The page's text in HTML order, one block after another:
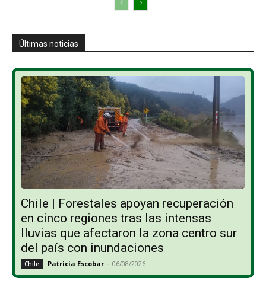
Últimas noticias
Chile | Forestales apoyan recuperación
en cinco regiones tras las intensas
lluvias que afectaron la zona centro sur
del país con inundaciones
Chile Patricia Escobar - 06/08/2026